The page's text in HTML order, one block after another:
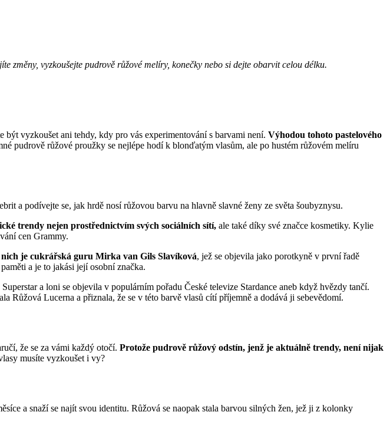
změny, vyzkoušejte pudrově růžové melíry, konečky nebo si dejte obarvit celou délku.
vyzkoušet ani tehdy, kdy pro vás experimentování s barvami není. Výhodou tohoto pastelového
pudrově růžové proužky se nejlépe hodí k blonďatým vlasům, ale po hustém růžovém melíru
a podívejte se, jak hrdě nosí růžovou barvu na hlavně slavné ženy ze světa šoubyznysu.
trendy nejen prostřednictvím svých sociálních sítí, ale také díky své značce kosmetiky. Kylie
cen Grammy.
je cukrářská guru Mirka van Gils Slavíková, jež se objevila jako porotkyně v první řadě
a je to jakási její osobní značka.
a loni se objevila v populárním pořadu České televize Stardance aneb když hvězdy tančí.
Lucerna a přiznala, že se v této barvě vlasů cítí příjemně a dodává ji sebevědomí.
že se za vámi každý otočí. Protože pudrově růžový odstín, jenž je aktuálně trendy, není nijak
musíte vyzkoušet i vy?
a snaží se najít svou identitu. Růžová se naopak stala barvou silných žen, jež ji z kolonky